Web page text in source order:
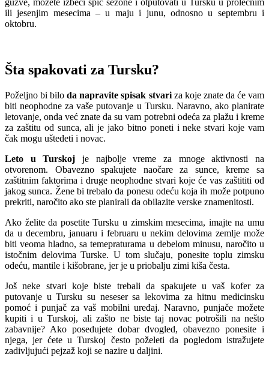
ili jesenjim mesecima – u maju i junu, odnosno u septembru i
oktobru.
Šta spakovati za Tursku?
Poželjno bi biloda napravite spisak stvariza koje znate da će vam
biti neophodne za vaše putovanje u Tursku. Naravno, ako planirate
letovanje, onda već znate da su vam potrebni odeća za plažu i kreme
za zaštitu od sunca, ali je jako bitno poneti i neke stvari koje vam
čak mogu uštedeti i novac.
Leto u Turskoj je najbolje vreme za mnoge aktivnosti na
otvorenom. Obavezno spakujete naočare za sunce, kreme sa
zaštitnim faktorima i druge neophodne stvari koje će vas zaštititi od
jakog sunca. Žene bi trebalo da ponesu odeću koja ih može potpuno
prekriti, naročito ako ste planirali da obilazite verske znamenitosti.
Ako želite da posetite Tursku u zimskim mesecima, imajte na umu
da u decembru, januaru i februaru u nekim delovima zemlje može
biti veoma hladno, sa temepraturama u debelom minusu, naročito u
istočnim delovima Turske. U tom slučaju, ponesite toplu zimsku
odeću, mantile i kišobrane, jer je u priobalju zimi kiša česta.
Još neke stvari koje biste trebali da spakujete u vaš kofer za
putovanje u Tursku su neseser sa lekovima za hitnu medicinsku
pomoć i punjač za vaš mobilni uređaj. Naravno, punjače možete
kupiti i u Turskoj, ali zašto ne biste taj novac potrošili na nešto
zabavnije? Ako posedujete dobar dvogled, obavezno ponesite i
njega, jer ćete u Turskoj često poželeti da pogledom istražujete
zadivljujući pejzaž koji se nazire u daljini.